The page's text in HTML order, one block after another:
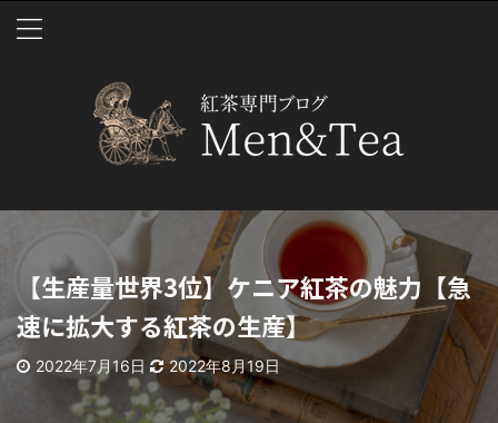
【生産量世界3位】ケニア紅茶の魅力【急
速に拡大する紅茶の生産】
2022年7月16日 2022年8月19日